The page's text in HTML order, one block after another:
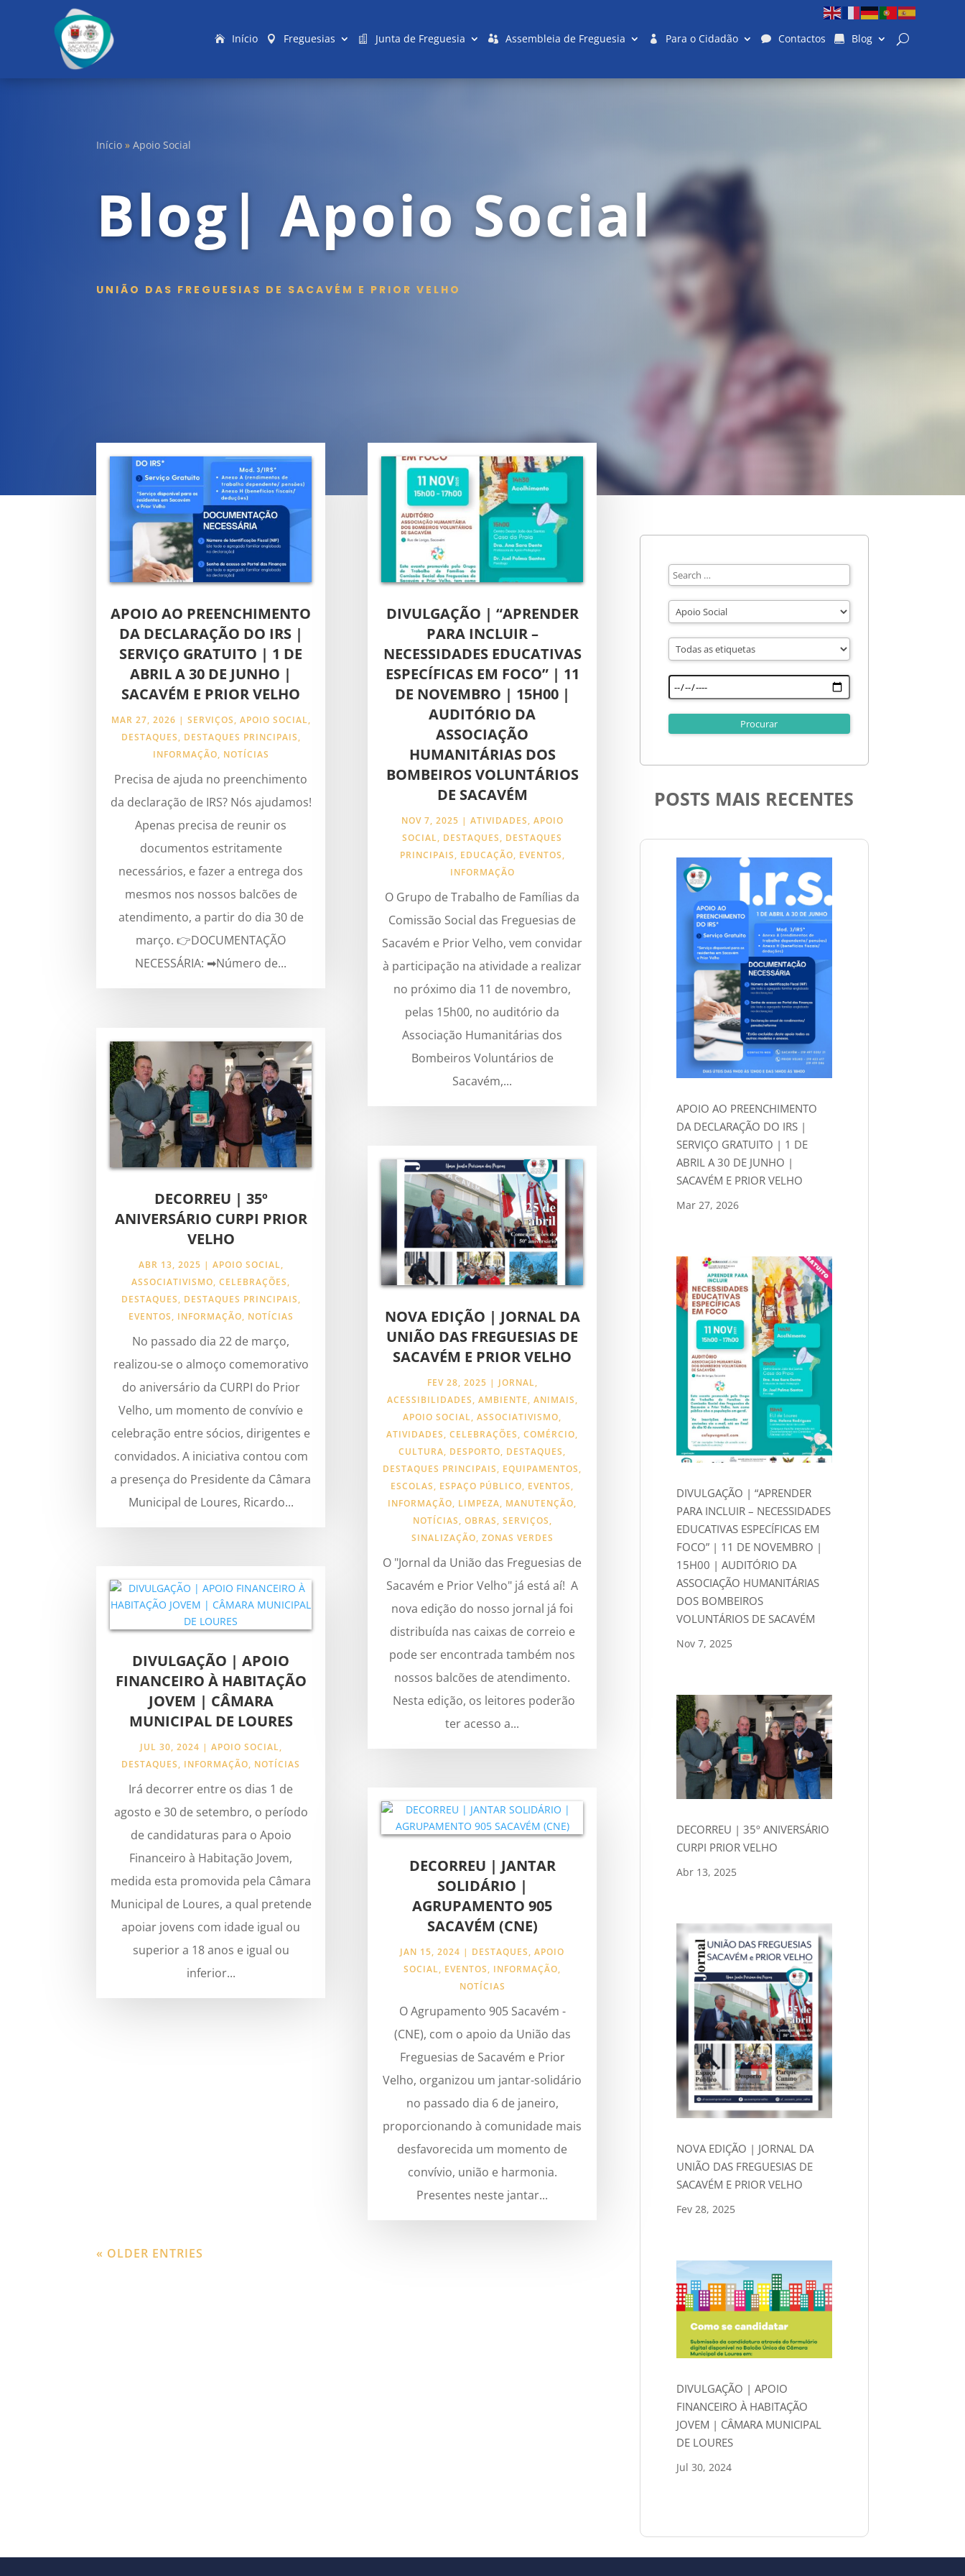
Início Freguesias Junta de Freguesia Assembleia de Freguesia Para o Cidadão Contactos Blog
Início »Apoio Social
Blog| Apoio Social
UNIÃO DAS FREGUESIAS DE SACAVÉM E PRIOR VELHO
APOIO AO PREENCHIMENTO
DA DECLARAÇÃO DO IRS |
SERVIÇO GRATUITO | 1 DE
ABRIL A 30 DE JUNHO |
SACAVÉM E PRIOR VELHO
MAR 27, 2026 | SERVIÇOS, APOIO SOCIAL,
DESTAQUES, DESTAQUES PRINCIPAIS,
INFORMAÇÃO, NOTÍCIAS
Precisa de ajuda no preenchimento
da declaração de IRS? Nós ajudamos!
Apenas precisa de reunir os
documentos estritamente
necessários, e fazer a entrega dos
mesmos nos nossos balcões de
atendimento, a partir do dia 30 de
março. 👉DOCUMENTAÇÃO
NECESSÁRIA: ➡Número de...
DECORREU | 35º
ANIVERSÁRIO CURPI PRIOR
VELHO
ABR 13, 2025 | APOIO SOCIAL,
ASSOCIATIVISMO,CELEBRAÇÕES,
DESTAQUES, DESTAQUES PRINCIPAIS,
EVENTOS, INFORMAÇÃO, NOTÍCIAS
No passado dia 22 de março,
realizou-se o almoço comemorativo
do aniversário da CURPI do Prior
Velho, um momento de convívio e
celebração entre sócios, dirigentes e
convidados. A iniciativa contou com
a presença do Presidente da Câmara
Municipal de Loures, Ricardo...
DIVULGAÇÃO | APOIO
FINANCEIRO À HABITAÇÃO
JOVEM | CÂMARA
MUNICIPAL DE LOURES
JUL 30, 2024 | APOIO SOCIAL,
DESTAQUES, INFORMAÇÃO, NOTÍCIAS
Irá decorrer entre os dias 1 de
agosto e 30 de setembro, o período
de candidaturas para o Apoio
Financeiro à Habitação Jovem,
medida esta promovida pela Câmara
Municipal de Loures, a qual pretende
apoiar jovens com idade igual ou
superior a 18 anos e igual ou
inferior...
DIVULGAÇÃO | “APRENDER
PARA INCLUIR –
NECESSIDADES EDUCATIVAS
ESPECÍFICAS EM FOCO” | 11
DE NOVEMBRO | 15H00 |
AUDITÓRIO DA
ASSOCIAÇÃO
HUMANITÁRIAS DOS
BOMBEIROS VOLUNTÁRIOS
DE SACAVÉM
NOV 7, 2025 | ATIVIDADES, APOIO
SOCIAL, DESTAQUES, DESTAQUES
PRINCIPAIS, EDUCAÇÃO, EVENTOS,
INFORMAÇÃO
O Grupo de Trabalho de Famílias da
Comissão Social das Freguesias de
Sacavém e Prior Velho, vem convidar
à participação na atividade a realizar
no próximo dia 11 de novembro,
pelas 15h00, no auditório da
Associação Humanitárias dos
Bombeiros Voluntários de
Sacavém,...
NOVA EDIÇÃO | JORNAL DA
UNIÃO DAS FREGUESIAS DE
SACAVÉM E PRIOR VELHO
FEV 28, 2025 | JORNAL,
ACESSIBILIDADES, AMBIENTE, ANIMAIS,
APOIO SOCIAL,ASSOCIATIVISMO,
ATIVIDADES,CELEBRAÇÕES,COMÉRCIO,
CULTURA, DESPORTO, DESTAQUES,
DESTAQUES PRINCIPAIS, EQUIPAMENTOS,
ESCOLAS, ESPAÇO PÚBLICO, EVENTOS,
INFORMAÇÃO, LIMPEZA, MANUTENÇÃO,
NOTÍCIAS, OBRAS, SERVIÇOS,
SINALIZAÇÃO, ZONAS VERDES
O "Jornal da União das Freguesias de
Sacavém e Prior Velho" já está aí! A
nova edição do nosso jornal já foi
distribuída nas caixas de correio e
pode ser encontrada também nos
nossos balcões de atendimento.
Nesta edição, os leitores poderão
ter acesso a...
DECORREU | JANTAR
SOLIDÁRIO |
AGRUPAMENTO 905
SACAVÉM (CNE)
JAN 15, 2024 | DESTAQUES,APOIO
SOCIAL, EVENTOS, INFORMAÇÃO,
NOTÍCIAS
O Agrupamento 905 Sacavém -
(CNE), com o apoio da União das
Freguesias de Sacavém e Prior
Velho, organizou um jantar-solidário
no passado dia 6 de janeiro,
proporcionando à comunidade mais
desfavorecida um momento de
convívio, união e harmonia.
Presentes neste jantar...
« OLDER ENTRIES
POSTS MAIS RECENTES
APOIO AO PREENCHIMENTO
DA DECLARAÇÃO DO IRS |
SERVIÇO GRATUITO | 1 DE
ABRIL A 30 DE JUNHO |
SACAVÉM E PRIOR VELHO
Mar 27, 2026
DIVULGAÇÃO | “APRENDER
PARA INCLUIR – NECESSIDADES
EDUCATIVAS ESPECÍFICAS EM
FOCO” | 11 DE NOVEMBRO |
15H00 | AUDITÓRIO DA
ASSOCIAÇÃO HUMANITÁRIAS
DOS BOMBEIROS
VOLUNTÁRIOS DE SACAVÉM
Nov 7, 2025
DECORREU | 35º ANIVERSÁRIO
CURPI PRIOR VELHO
Abr 13, 2025
NOVA EDIÇÃO | JORNAL DA
UNIÃO DAS FREGUESIAS DE
SACAVÉM E PRIOR VELHO
Fev 28, 2025
DIVULGAÇÃO | APOIO
FINANCEIRO À HABITAÇÃO
JOVEM | CÂMARA MUNICIPAL
DE LOURES
Jul 30, 2024